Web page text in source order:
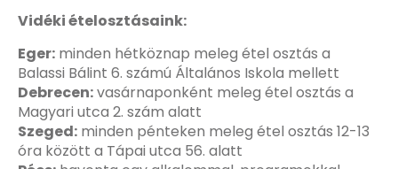
Vidéki ételosztásaink:
Eger: minden hétköznap meleg étel osztás a
Balassi Bálint 6. számú Általános Iskola mellett
Debrecen:vasárnaponként meleg étel osztás a
Magyari utca 2. szám alatt
Szeged: minden pénteken meleg étel osztás 12-13
óra között a Tápai utca 56. alatt